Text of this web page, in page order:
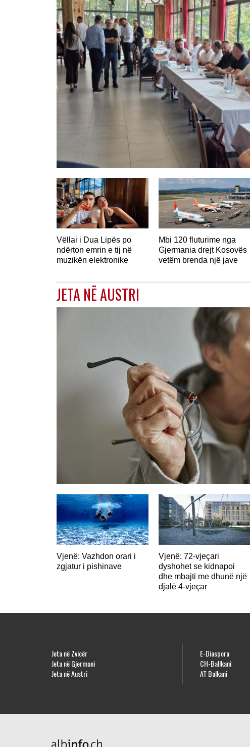
Vëllai i Dua Lipës po
ndërton emrin e tij në
muzikën elektronike
Mbi 120 fluturime nga
Gjermania drejt Kosovës
vetëm brenda një jave
JETA NË AUSTRI
Vjenë: Vazhdon orari i
zgjatur i pishinave
Vjenë: 72-vjeçari
dyshohet se kidnapoi
dhe mbajti me dhunë një
djalë 4-vjeçar
Jeta në Zvicër
Jeta në Gjermani
Jeta në Austri
E-Diaspora
CH-Ballkani
AT Balkani